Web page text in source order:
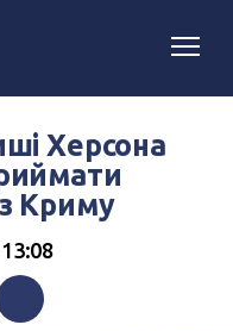
Херсона
з Криму